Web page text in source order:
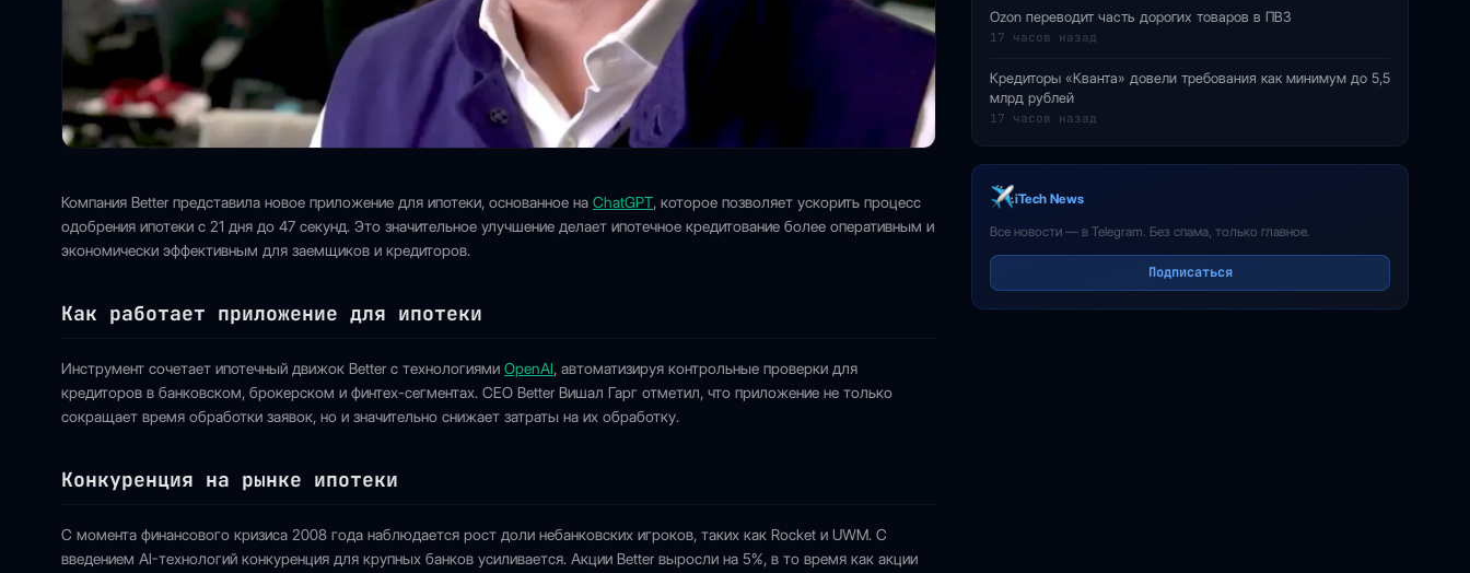
Компания Better представила новое приложение для ипотеки, основанное на ChatGPT, которое позволяет ускорить процесс
одобрения ипотеки с 21 дня до 47 секунд. Это значительное улучшение делает ипотечное кредитование более оперативным и
экономически эффективным для заемщиков и кредиторов.
Как работает приложение для ипотеки
Инструмент сочетает ипотечный движок Better с технологиями OpenAI, автоматизируя контрольные проверки для
кредиторов в банковском, брокерском и финтех-сегментах. CEO Better Вишал Гарг отметил, что приложение не только
сокращает время обработки заявок, но и значительно снижает затраты на их обработку.
Конкуренция на рынке ипотеки
С момента финансового кризиса 2008 года наблюдается рост доли небанковских игроков, таких как Rocket и UWM. С
введением AI-технологий конкуренция для крупных банков усиливается. Акции Better выросли на 5%, в то время как акции
Ozon переводит часть дорогих товаров в ПВЗ
17 часов назад
Кредиторы «Кванта» довели требования как минимум до 5,5
млрд рублей
17 часов назад
iTech News
Все новости — в Telegram. Без спама, только главное.
Подписаться